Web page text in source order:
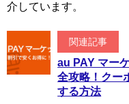
介しています。
関連記事
au PAY マー
全攻略！クー
する方法